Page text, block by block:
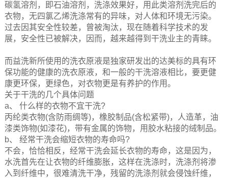
碳氢溶剂，即石油溶剂，洗涤效果好，用此类溶剂洗完后的
衣物，无四氯乙烯洗涤常有的异味，对人体和环境无污染。
过去因其安全性较差，曾被淘汰，现在随着科学技术的发
展，安全性已被解决，因而，越来越得到干洗业主的青睐。
而益洗新所使用的洗衣原液是独家研发出的达美标的具有环
保功能的健康的洗衣原液，和一般的干洗溶液相比，要更健
康更环保，更绿色，对衣物更是有养护的作用。
关于干洗的几个具体问题
a、 什么样的衣物不宜干洗?
丙纶类衣物(含防雨绸等)，橡胶制品(含松紧带)，人造革，油
漆类饰物(如漆花)，带有金属的饰物，用胶水粘接的绒制品。
b、 经常干洗会缩短衣物的寿命吗?
不会，恰恰相反，经常干洗会延长衣物的寿命，这是因为，
水洗首先在让衣物的纤维膨胀，这样在洗涤时，洗涤剂将渗
入到纤维中，很难清洗干净，残留的洗涤剂就会侵蚀纤维，